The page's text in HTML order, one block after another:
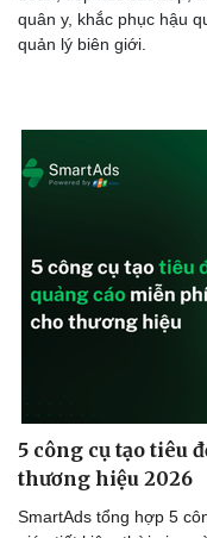
quân y, khắc phục hậu
quản lý biên giới.
5 công cụ tạo tiêu
thương hiệu 2026
SmartAds tổng hợp 5